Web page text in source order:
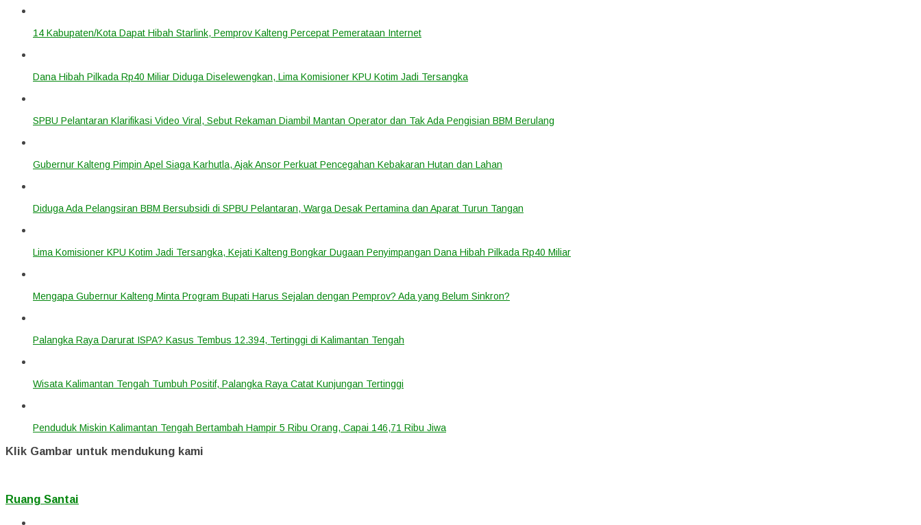
14 Kabupaten/Kota Dapat Hibah Starlink, Pemprov Kalteng Percepat Pemerataan Internet
Dana Hibah Pilkada Rp40 Miliar Diduga Diselewengkan, Lima Komisioner KPU Kotim Jadi Tersangka
SPBU Pelantaran Klarifikasi Video Viral, Sebut Rekaman Diambil Mantan Operator dan Tak Ada Pengisian BBM Berulang
Gubernur Kalteng Pimpin Apel Siaga Karhutla, Ajak Ansor Perkuat Pencegahan Kebakaran Hutan dan Lahan
Diduga Ada Pelangsiran BBM Bersubsidi di SPBU Pelantaran, Warga Desak Pertamina dan Aparat Turun Tangan
Lima Komisioner KPU Kotim Jadi Tersangka, Kejati Kalteng Bongkar Dugaan Penyimpangan Dana Hibah Pilkada Rp40 Miliar
Mengapa Gubernur Kalteng Minta Program Bupati Harus Sejalan dengan Pemprov? Ada yang Belum Sinkron?
Palangka Raya Darurat ISPA? Kasus Tembus 12.394, Tertinggi di Kalimantan Tengah
Wisata Kalimantan Tengah Tumbuh Positif, Palangka Raya Catat Kunjungan Tertinggi
Penduduk Miskin Kalimantan Tengah Bertambah Hampir 5 Ribu Orang, Capai 146,71 Ribu Jiwa
Klik Gambar untuk mendukung kami
Ruang Santai